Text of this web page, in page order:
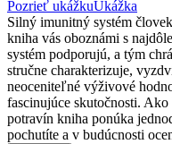
Pozrieť ukážkuUkážka
Silný imunitný systém
kniha vás oboznámi s
systém podporujú, a tým
stručne charakterizuje,
neoceniteľné výživové
fascinujúce skutočnosti.
potravín kniha ponúka
pochutíte a v budúcnosti